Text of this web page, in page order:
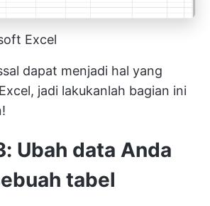
Excel
dapat menjadi hal yang
jadi lakukanlah bagian ini
Ubah data Anda
tabel